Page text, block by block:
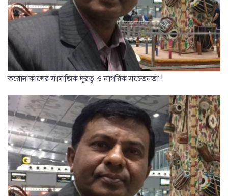
করোনাকালের সামাজিক দূরত্ব ও নাগরিক সচেতনতা !